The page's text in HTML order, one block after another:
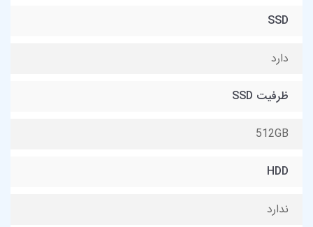
SSD
دارد
ظرفیت SSD
512GB
HDD
ندارد